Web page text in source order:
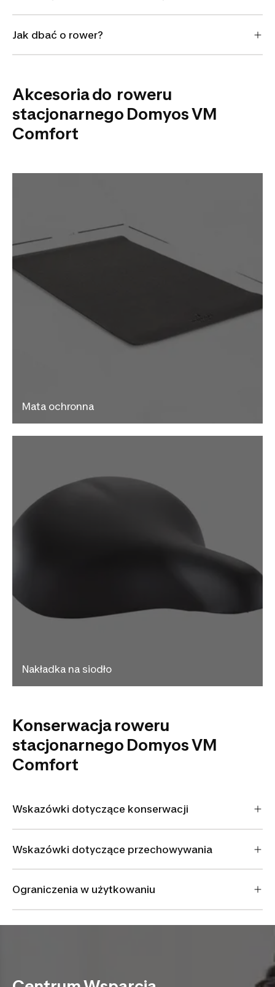
Jak dbać o rower?
Akcesoria do roweru
stacjonarnego Domyos VM
Comfort
Mata ochronna
Nakładka na siodło
Konserwacja roweru
stacjonarnego Domyos VM
Comfort
Wskazówki dotyczące konserwacji
Wskazówki dotyczące przechowywania
Ograniczenia w użytkowaniu